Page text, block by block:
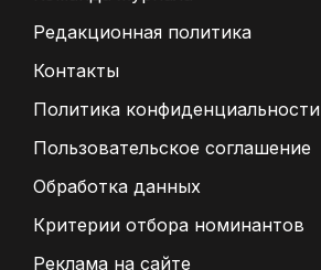
Редакционная политика
Контакты
Политика конфиденциальности
Пользовательское соглашение
Обработка данных
Критерии отбора номинантов
Реклама на сайте